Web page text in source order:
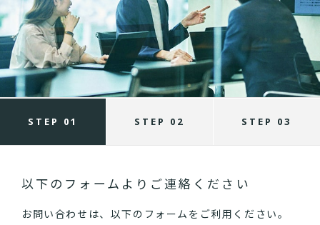
STEP 01 STEP 02 STEP 03
以下のフォームよりご連絡ください
お問い合わせは、以下のフォームをご利用ください。